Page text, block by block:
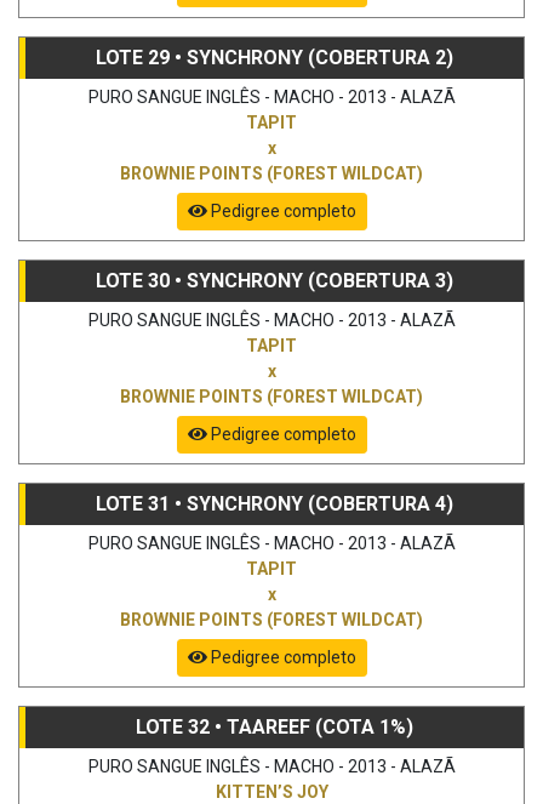
LOTE 29 • SYNCHRONY (COBERTURA 2)
PURO SANGUE INGLÊS - MACHO - 2013 - ALAZÃ
TAPIT
x
BROWNIE POINTS (FOREST WILDCAT)
Pedigree completo
LOTE 30 • SYNCHRONY (COBERTURA 3)
PURO SANGUE INGLÊS - MACHO - 2013 - ALAZÃ
TAPIT
x
BROWNIE POINTS (FOREST WILDCAT)
Pedigree completo
LOTE 31 • SYNCHRONY (COBERTURA 4)
PURO SANGUE INGLÊS - MACHO - 2013 - ALAZÃ
TAPIT
x
BROWNIE POINTS (FOREST WILDCAT)
Pedigree completo
LOTE 32 • TAAREEF (COTA 1%)
PURO SANGUE INGLÊS - MACHO - 2013 - ALAZÃ
KITTEN’S JOY